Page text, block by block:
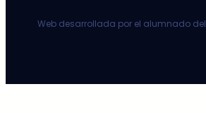
Web desarrollada por el alumnado del